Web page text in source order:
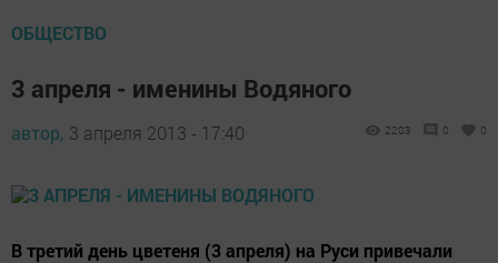
ОБЩЕСТВО
3 апреля - именины Водяного
автор, 3 апреля 2013 - 17:40 2203 0 0
В третий день цветеня (3 апреля) на Руси привечали